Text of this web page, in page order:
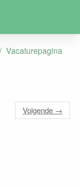
Vacaturepagina
Volgende →